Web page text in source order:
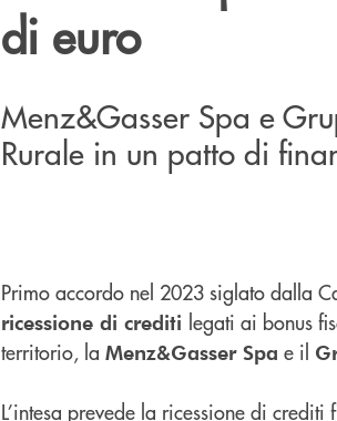
di euro
Menz&Gasser Spa e
Rurale in un patto di
Primo accordo nel 2023 siglato dalla
ricessione di crediti legati ai bonus
territorio, la Menz&Gasser Spa e il
L’intesa prevede la ricessione di